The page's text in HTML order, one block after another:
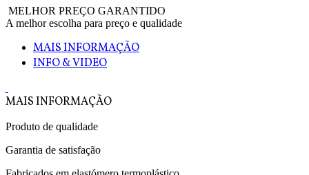
MELHOR PREÇO GARANTIDO
A melhor escolha para preço e qualidade
MAIS INFORMAÇÃO
INFO & VIDEO
MAIS INFORMAÇÃO
Produto de qualidade
Garantia de satisfação